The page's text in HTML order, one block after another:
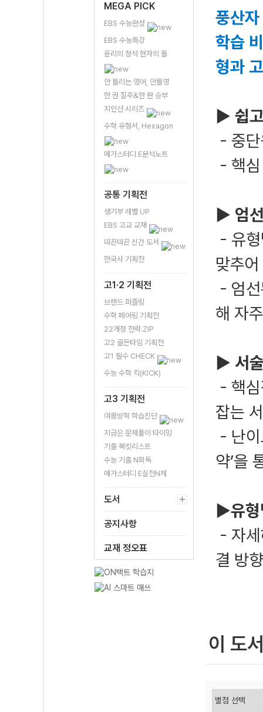
MEGA PICK
EBS 수능완성
EBS 수능특강
윤리의 정석 현자의 돌
안 틀리는 영어, 안틀영
한 권 질주&한 판 승부
지인선 시리즈
수학 유형서, Hexagon
메가스터디 E분석노트
공통 기획전
생기부 레벨 UP
EBS 고교 교재
따끈따끈 신간 도서
한국사 기획전
고1·2 기획전
브랜드 퍼즐링
수학 페어링 기획전
22개정 전략.ZIP
고2 골든타임 기획전
고1 필수 CHECK
수능 수학 킥(KICK)
고3 기획전
여름방학 학습진단
지금은 문제풀이 타이밍
기출 북킷리스트
수능 기출 N회독
메가스터디 E실전N제
도서
공지사항
교재 정오표
풍산
학습
형과
▶ 쉽
- 중
- 핵심
▶ 엄
- 유
맞추
- 엄선
해 자
▶ 서
- 핵
잡는
- 난
약’을
▶유형
- 자
결 방
이 도